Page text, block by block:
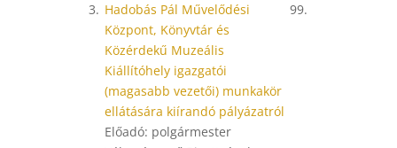
3. Hadobás Pál Művelődési
Központ, Könyvtár és
Közérdekű Muzeális
Kiállítóhely igazgatói
(magasabb vezetői) munkakör
ellátására kiírandó pályázatról
Előadó: polgármester
99.